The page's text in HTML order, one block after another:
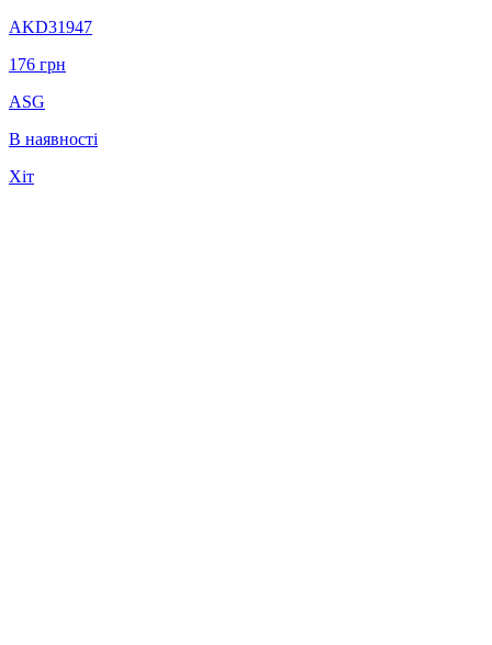
AKD31947
176 грн
ASG
В наявності
Хіт